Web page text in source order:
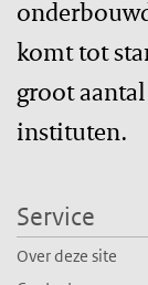
komt tot
groot
instituten.
Service
Over deze site